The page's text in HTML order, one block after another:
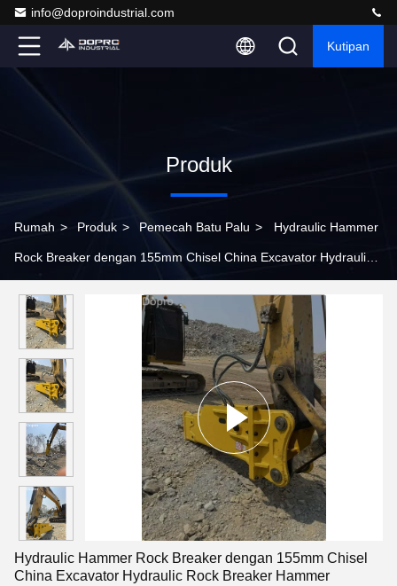
info@doproindustrial.com
Kutipan
Produk
Rumah > Produk > Pemecah Batu Palu > Hydraulic Hammer
Rock Breaker dengan 155mm Chisel China Excavator Hydraulic
Hydraulic Hammer Rock Breaker dengan 155mm Chisel
China Excavator Hydraulic Rock Breaker Hammer